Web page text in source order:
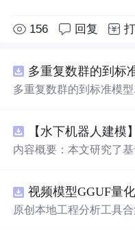
156 回复
多重复数群的到标
多重复数群的到标准模型
内容概要：本文研究了
探讨了将强化学习算法
方法，以提升AUV在复
原创本地工程分析工具